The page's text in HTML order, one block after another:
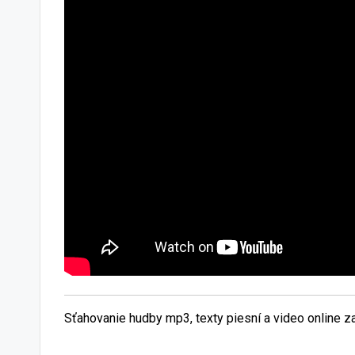
Sťahovanie hudby mp3, texty piesní a video online